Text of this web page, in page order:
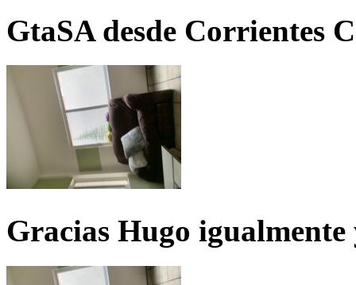
GtaSA desde Corrientes
Gracias Hugo igualmente